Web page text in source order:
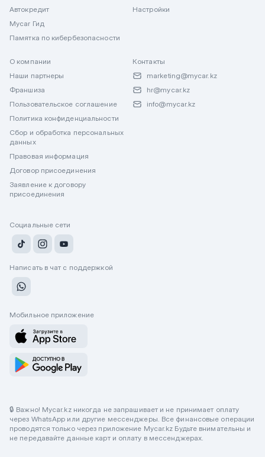
Автокредит
Mycar Гид
Памятка по кибербезопасности
Настройки
О компании
Наши партнеры
Франшиза
Пользовательское соглашение
Политика конфиденциальности
Сбор и обработка персональных
данных
Правовая информация
Договор присоединения
Заявление к договору
присоединения
Контакты
marketing@mycar.kz
hr@mycar.kz
info@mycar.kz
Социальные сети
Написать в чат с поддержкой
Мобильное приложение
🔒 Важно! Mycar.kz никогда не запрашивает и не принимает оплату
через WhatsApp или другие мессенджеры. Все финансовые операции
проводятся только через приложение Mycar.kz Будьте внимательны и
не передавайте данные карт и оплату в мессенджерах.